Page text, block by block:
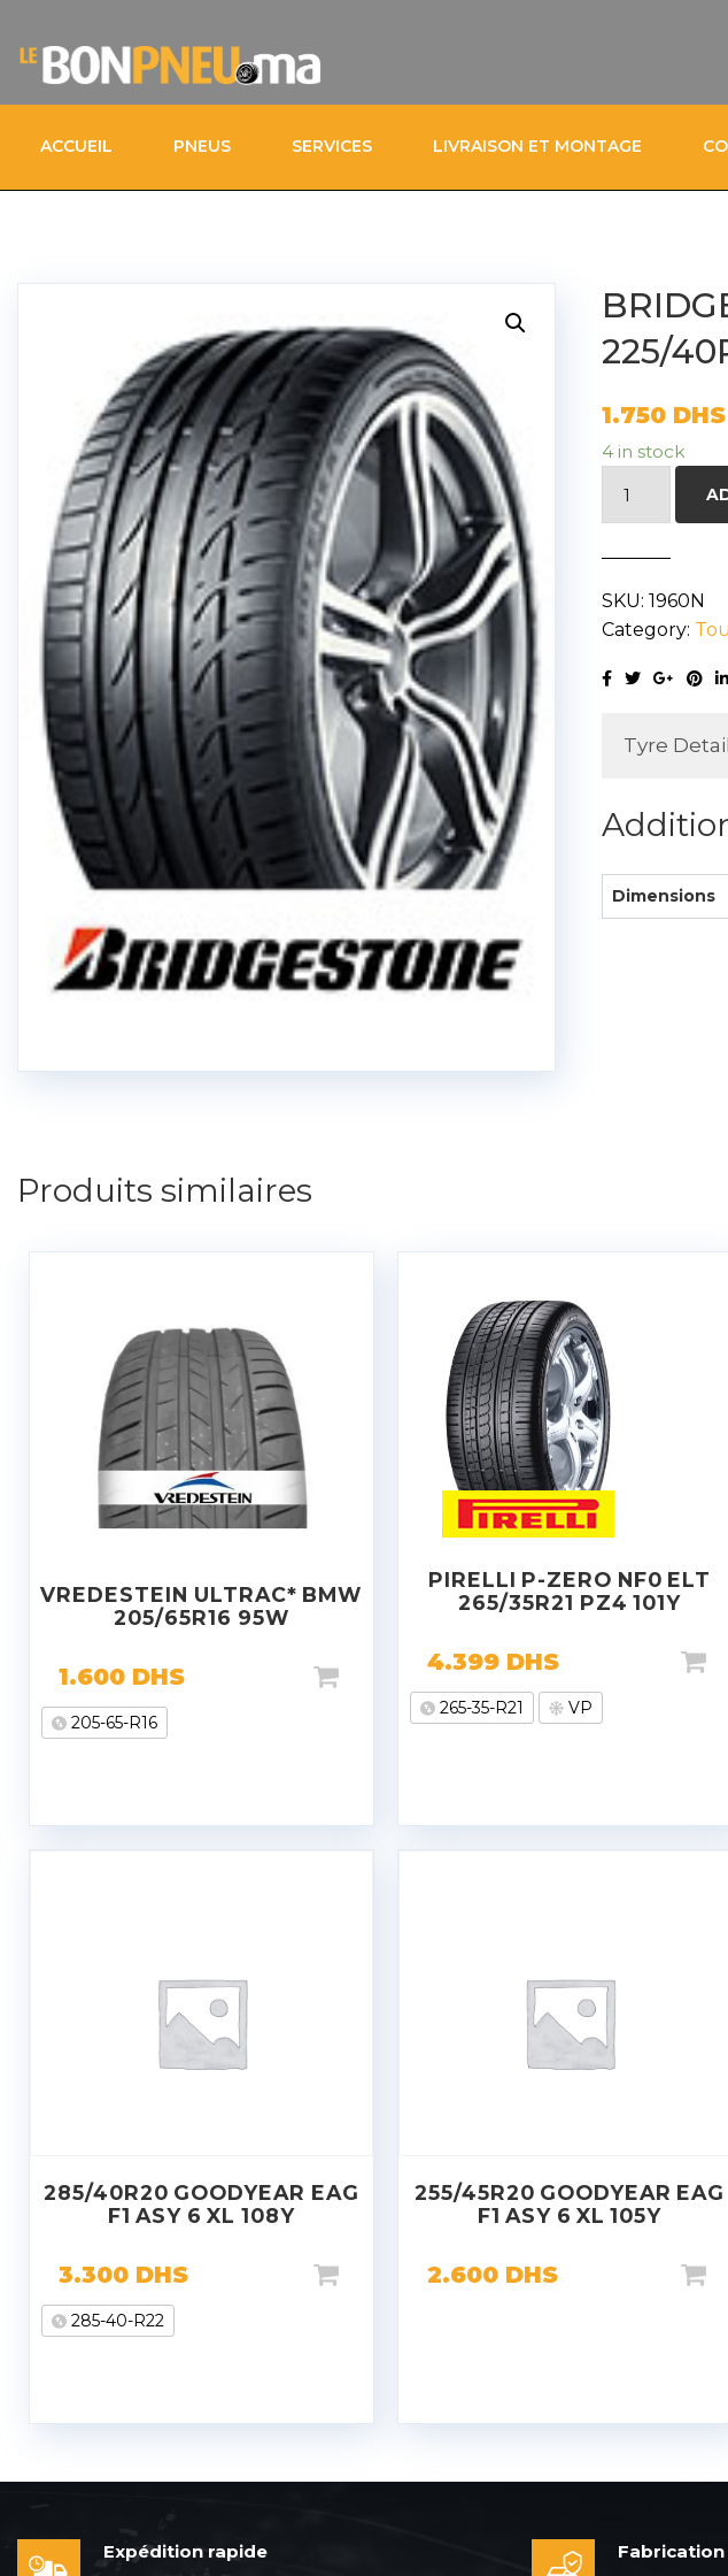
ACCUEIL PNEUS SERVICES LIVRAISON ET MONTAGE
225/
1.750 DHS
4 in stock
225/40R18
92Y
quantity
SKU: 1960N
Category:
Tyre
Dimensions
Produits similaires
VREDESTEIN ULTRAC* BMW
205/65R16 95W
1.600 DHS
205-65-R16
PIRELLI P-ZERO NF0 ELT
265/35R21 PZ4 101Y
4.399 DHS
265-35-R21 VP
285/40R20 GOODYEAR EAG
F1 ASY 6 XL 108Y
3.300 DHS
285-40-R22
255/45R20 GOODYEAR EAG
F1 ASY 6 XL 105Y
2.600 DHS
Expédition rapide